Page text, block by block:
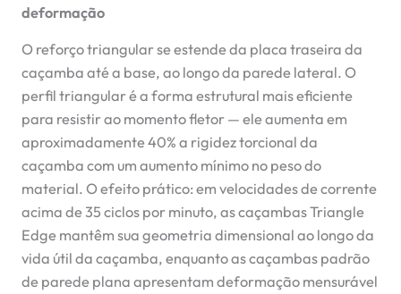
deformação
O reforço triangular se estende da placa traseira da
caçamba até a base, ao longo da parede lateral. O
perfil triangular é a forma estrutural mais eficiente
para resistir ao momento fletor — ele aumenta em
aproximadamente 40% a rigidez torcional da
caçamba com um aumento mínimo no peso do
material. O efeito prático: em velocidades de corrente
acima de 35 ciclos por minuto, as caçambas Triangle
Edge mantêm sua geometria dimensional ao longo da
vida útil da caçamba, enquanto as caçambas padrão
de parede plana apresentam deformação mensurável